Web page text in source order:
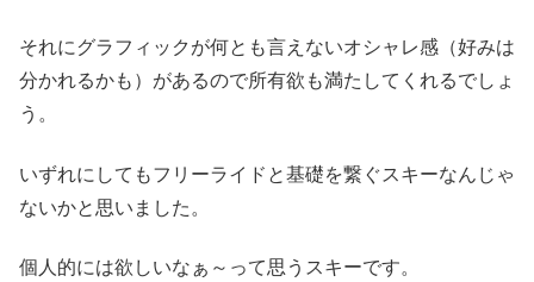
それにグラフィックが何とも言えないオシャレ感（好みは
分かれるかも）があるので所有欲も満たしてくれるでしょ
う。
いずれにしてもフリーライドと基礎を繋ぐスキーなんじゃ
ないかと思いました。
個人的には欲しいなぁ～って思うスキーです。